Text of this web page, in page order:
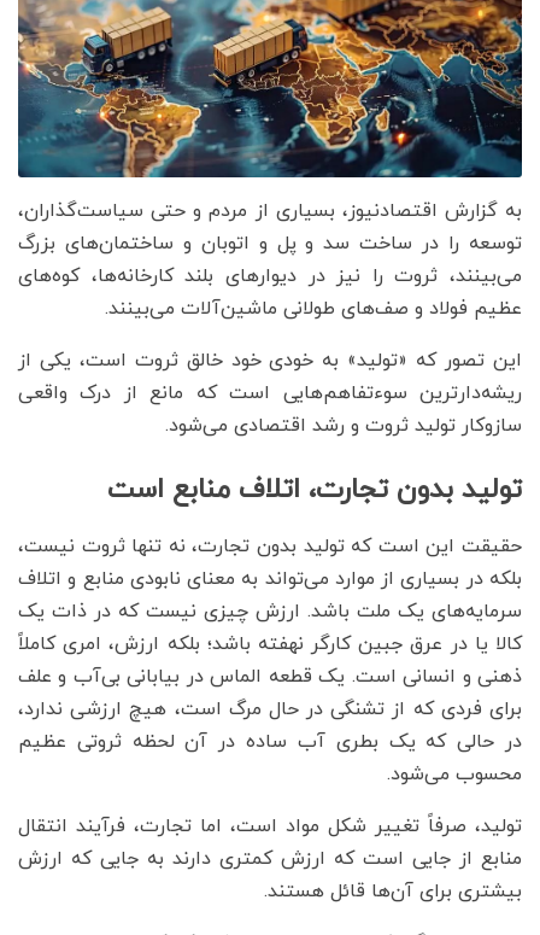
به گزارش اقتصادنیوز، بسیاری از مردم و حتی سیاست‌گذاران،
توسعه را در ساخت سد و پل و اتوبان و ساختمان‌های بزرگ
می‌بینند، ثروت را نیز در دیوارهای بلند کارخانه‌ها، کوه‌های
عظیم فولاد و صف‌های طولانی ماشین‌آلات می‌بینند.
این تصور که «تولید» به خودی خود خالق ثروت است، یکی از
ریشه‌دارترین سوءتفاهم‌هایی است که مانع از درک واقعی
سازوکار تولید ثروت و رشد اقتصادی می‌شود.
تولید بدون تجارت، اتلاف منابع است
حقیقت این است که تولید بدون تجارت، نه تنها ثروت نیست،
بلکه در بسیاری از موارد می‌تواند به معنای نابودی منابع و اتلاف
سرمایه‌های یک ملت باشد. ارزش چیزی نیست که در ذات یک
کالا یا در عرق جبین کارگر نهفته باشد؛ بلکه ارزش، امری کاملاً
ذهنی و انسانی است. یک قطعه الماس در بیابانی بی‌آب و علف
برای فردی که از تشنگی در حال مرگ است، هیچ ارزشی ندارد،
در حالی که یک بطری آب ساده در آن لحظه ثروتی عظیم
محسوب می‌شود.
تولید، صرفاً تغییر شکل مواد است، اما تجارت، فرآیند انتقال
منابع از جایی است که ارزش کمتری دارند به جایی که ارزش
بیشتری برای آن‌ها قائل هستند.